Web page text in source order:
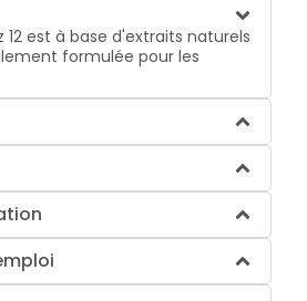
12 est à base d'extraits naturels
formulée pour les